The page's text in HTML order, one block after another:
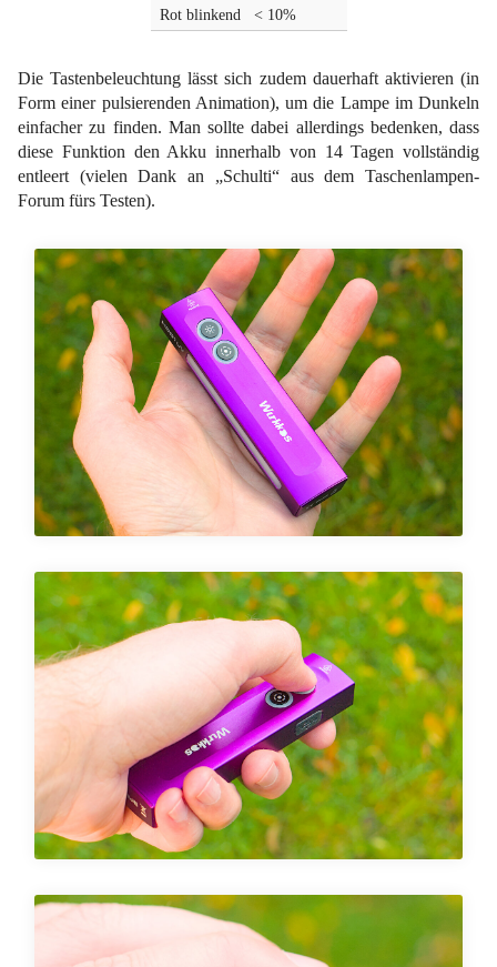
Rot blinkend
< 10%
Die Tastenbeleuchtung lässt sich zudem dauerhaft aktivieren (in
Form einer pulsierenden Animation), um die Lampe im Dunkeln
einfacher zu finden. Man sollte dabei allerdings bedenken, dass
diese Funktion den Akku innerhalb von 14 Tagen vollständig
entleert (vielen Dank an „Schulti“ aus dem Taschenlampen-
Forum fürs Testen).